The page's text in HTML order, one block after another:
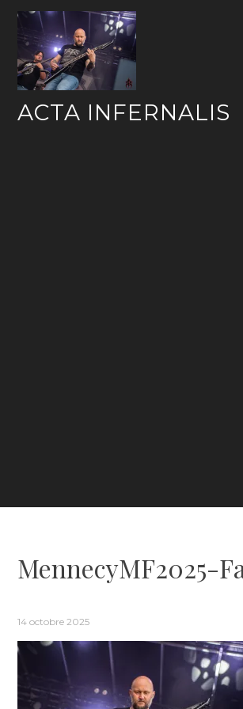
Skip
content
ACTA INFERNALIS
MennecyMF2025-
14 octobre 2025